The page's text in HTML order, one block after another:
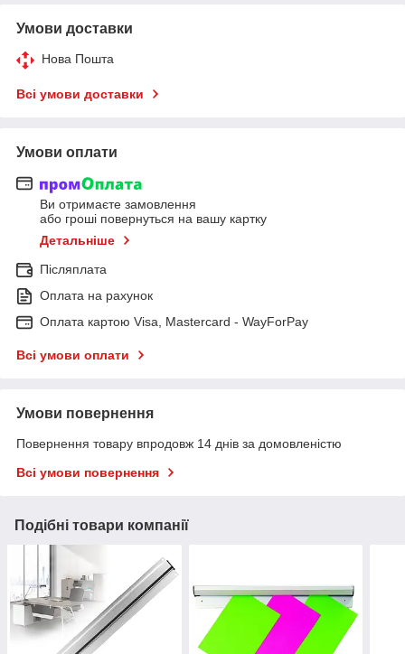
Умови доставки
Нова Пошта
Всі умови доставки
Умови оплати
Ви отримаєте замовлення
або гроші повернуться на вашу картку
Детальніше
Післяплата
Оплата на рахунок
Оплата картою Visa, Mastercard - WayForPay
Всі умови оплати
Умови повернення
Повернення товару впродовж 14 днів за домовленістю
Всі умови повернення
Подібні товари компанії